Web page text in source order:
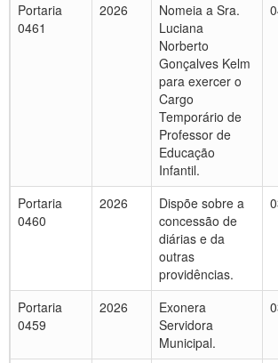
Portaria
0461
2026
Nomeia a Sra.
Luciana
Norberto
Gonçalves Kelm
para exercer o
Cargo
Temporário de
Professor de
Educação
Infantil.
Portaria
0460
2026
Dispõe sobre a
concessão de
diárias e da
outras
providências.
Portaria
0459
2026
Exonera
Servidora
Municipal.